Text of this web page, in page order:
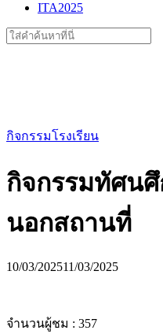
ITA2025
Search
for:
กิจกรรมโรงเรียน
กิจกรรมทัศน
นอกสถานที่
10/03/202511/03/2025
จำนวนผู้ชม : 357